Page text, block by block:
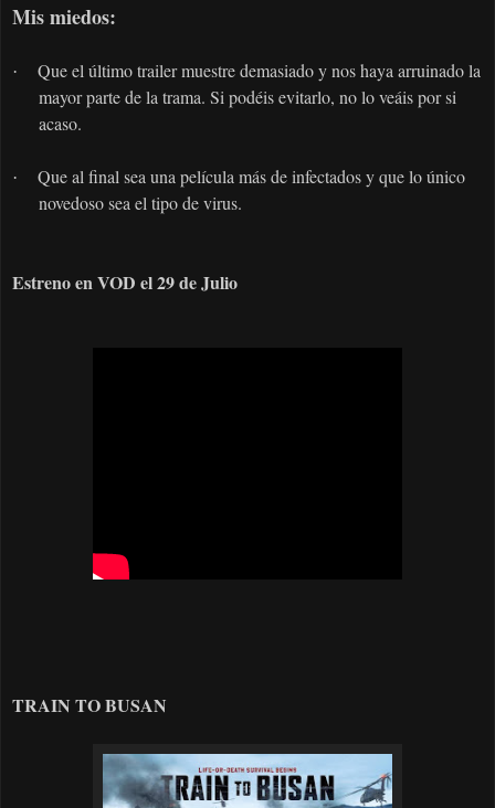
Mis miedos:
·
Que el último trailer muestre demasiado y nos haya arruinado la
mayor parte de la trama. Si podéis evitarlo, no lo veáis por si
acaso.
·
Que al final sea una película más de infectados y que lo único
novedoso sea el tipo de virus.
Estreno en VOD el 29 de Julio
TRAIN TO BUSAN